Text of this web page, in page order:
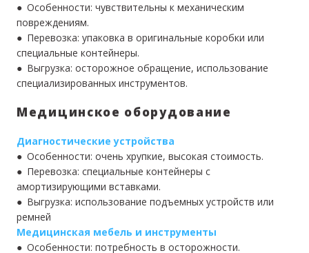
● Особенности: чувствительны к механическим
повреждениям.
● Перевозка: упаковка в оригинальные коробки или
специальные контейнеры.
● Выгрузка: осторожное обращение, использование
специализированных инструментов.
Медицинское оборудование
Диагностические устройства
● Особенности: очень хрупкие, высокая стоимость.
● Перевозка: специальные контейнеры с
амортизирующими вставками.
● Выгрузка: использование подъемных устройств или
ремней
Медицинская мебель и инструменты
● Особенности: потребность в осторожности.